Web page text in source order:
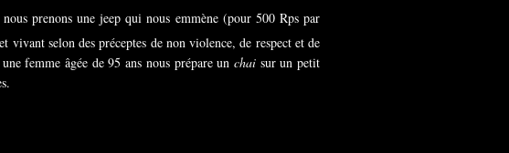
prenons une jeep qui nous emmène (pour 500 Rps par
vivant selon des préceptes de non violence, de respect et de
femme âgée de 95 ans nous prépare un chaisur un petit